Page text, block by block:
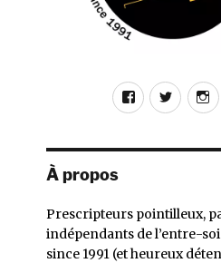
Facebook
À propos
Prescripteurs pointilleux,
indépendants de l’entre-
since 1991 (et heureux